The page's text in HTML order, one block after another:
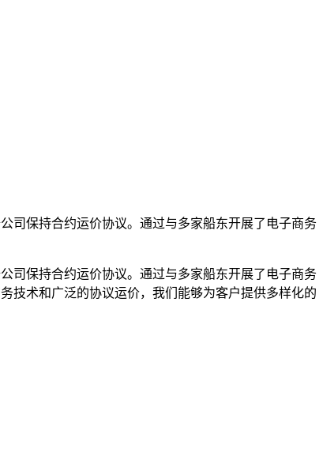
司保持合约运价协议。通过与多家船东开展了电子商务
司保持合约运价协议。通过与多家船东开展了电子商务
技术和广泛的协议运价，我们能够为客户提供多样化的